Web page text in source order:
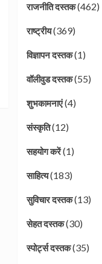
राजनीति दस्तक(462)
राष्ट्रीय(369)
विज्ञापन दस्तक(1)
वॉलीवुड दस्तक(55)
शुभकामनाएं(4)
संस्कृति(12)
सहयोग करें(1)
साहित्य(183)
सुविचार दस्तक(13)
सेहत दस्तक(30)
स्पोर्ट्स दस्तक(35)